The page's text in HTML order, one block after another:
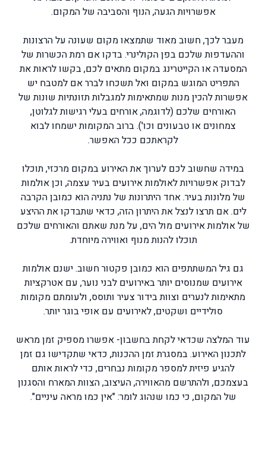
אפשרויות הגעה, הנוף והסביבה של המקום.
מעבר לכך, חשוב מאוד שתמצאו מקום שעונה על הרצונות
וההעדפות שלכם בפן הקולינרי. בדקו אם רמת הכשרות של
המסעדה או הקייטרינג במקום מתאים לכם, בקשו לראות את
התפריט המוגש במקום ואל תשכחו לברר אם למטבח יש
אפשרות להכין מנות שמתאימות למגבלות תזונתיות שונות של
האורחים שלכם (לדוגמה, אורחים בעלי רגישות לגלוטן,
צמחונים או טבעונים וכו'). ברוב המקומות ישמחו לבוא
לקראתכם ככל האפשר.
במידה שחשוב לכם לערוך את האירוע במקום מרכזי, תוכלו
לבדוק אפשרויות לאולמות אירועים בעיר עצמה, וכן אולמות
של מלונות בעיר. אחד היתרונות של נתניה הוא כמובן הקרבה
לים. אם תרצו לנצל את היתרון הזה, כדאי שתבדקו את ההיצע
של אולמות אירועים מול הים, על מנת שאתם והאורחים שלכם
תוכלו להנות מנוף ואווירה מיוחדת.
גם גיל המשתתפים הוא כמובן פקטור חשוב. ישנם אולמות
אירועים שמנוסים יותר באירועים לבני נוער, עם אטרקציות
מתאימות לנערים וצוות בידור צעיר ותוסס, ולעומתם מקומות
סולידיים ושקטים, לאירועים עם אופי בוגר יותר.
עוד המלצה שכדאי לקחת בחשבון- אפשרו מספיק זמן מראש
לתכנון האירוע. במסגרת זמן ההכנות, כדאי שתקדישו גם זמן
להגיע פיזית למספר מקומות נבחרים, כדי לראות אותם
בעצמכם, ולהתרשם מהאווירה, העיצוב, הצוות המארח והסגנון
של המקום, כי כמו שנהוג לומר: "אין כמו מראה עיניים".